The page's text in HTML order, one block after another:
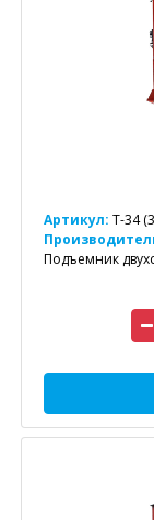
Артикул: T-34
Подъемник